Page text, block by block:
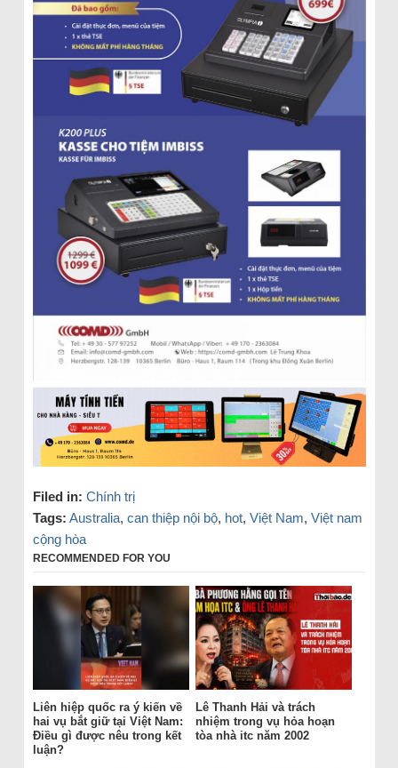
Filed in: Chính trị
Tags: Australia, can thiệp nội bộ, hot, Việt Nam, Việt nam
cộng hòa
RECOMMENDED FOR YOU
Liên hiệp quốc ra ý kiến về
hai vụ bắt giữ tại Việt Nam:
Điều gì được nêu trong kết
luận?
Lê Thanh Hải và trách
nhiệm trong vụ hỏa hoạn
tòa nhà itc năm 2002